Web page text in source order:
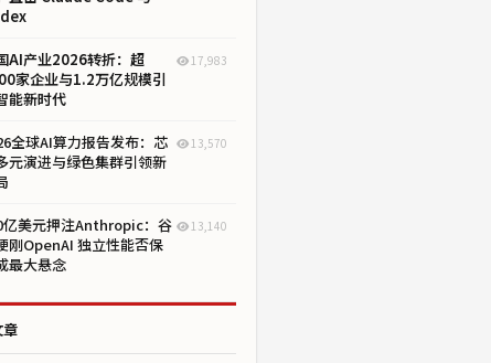
AI产业2026转折：超
家企业与1.2万亿规模引
能新时代
17,983
全球AI算力报告发布：芯
元演进与绿色集群引领新
13,570
亿美元押注Anthropic：谷
刚OpenAI 独立性能否保
最大悬念
13,140